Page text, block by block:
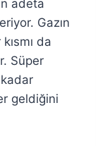
adeta
Gazın
da
Süper
geldiğini